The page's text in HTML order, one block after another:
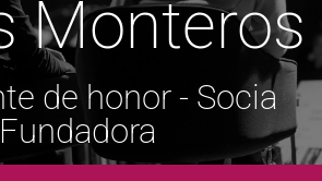
Monteros
de honor - Socia
Fundadora